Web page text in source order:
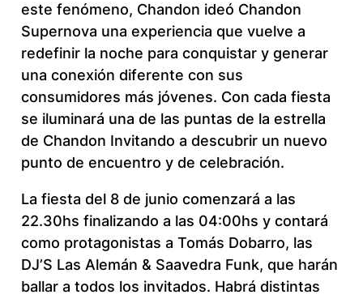
este fenómeno, Chandon ideó Chandon
Supernova una experiencia que vuelve a
redefinir la noche para conquistar y generar
una conexión diferente con sus
consumidores más jóvenes. Con cada fiesta
se iluminará una de las puntas de la estrella
de Chandon Invitando a descubrir un nuevo
punto de encuentro y de celebración.
La fiesta del 8 de junio comenzará a las
22.30hs finalizando a las 04:00hs y contará
como protagonistas a Tomás Dobarro, las
DJ’S Las Alemán & Saavedra Funk, que harán
ballar a todos los invitados. Habrá distintas